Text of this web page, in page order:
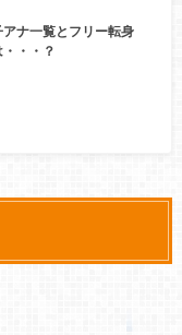
アナ一覧とフリー転身
・・？